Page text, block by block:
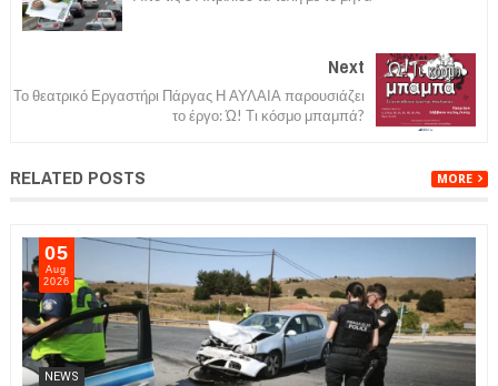
Next
Το θεατρικό Εργαστήρι Πάργας Η ΑΥΛΑΙΑ παρουσιάζει
το έργο: Ώ! Τι κόσμο μπαμπά?
RELATED POSTS MORE
05
Aug
2026
NEWS